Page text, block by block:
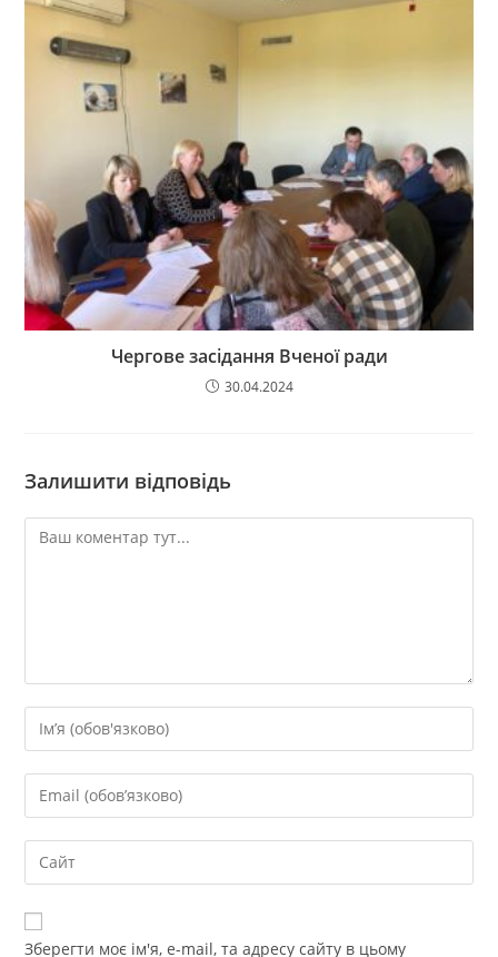
Чергове засідання Вченої ради
30.04.2024
Залишити відповідь
Зберегти моє ім'я, e-mail, та адресу сайту в цьому